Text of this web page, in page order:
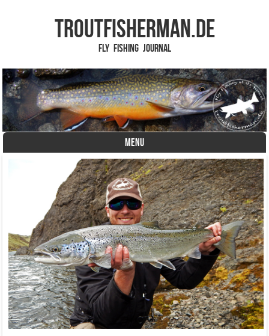
TROUTFISHERMAN.de
Fly Fishing Journal
MENU